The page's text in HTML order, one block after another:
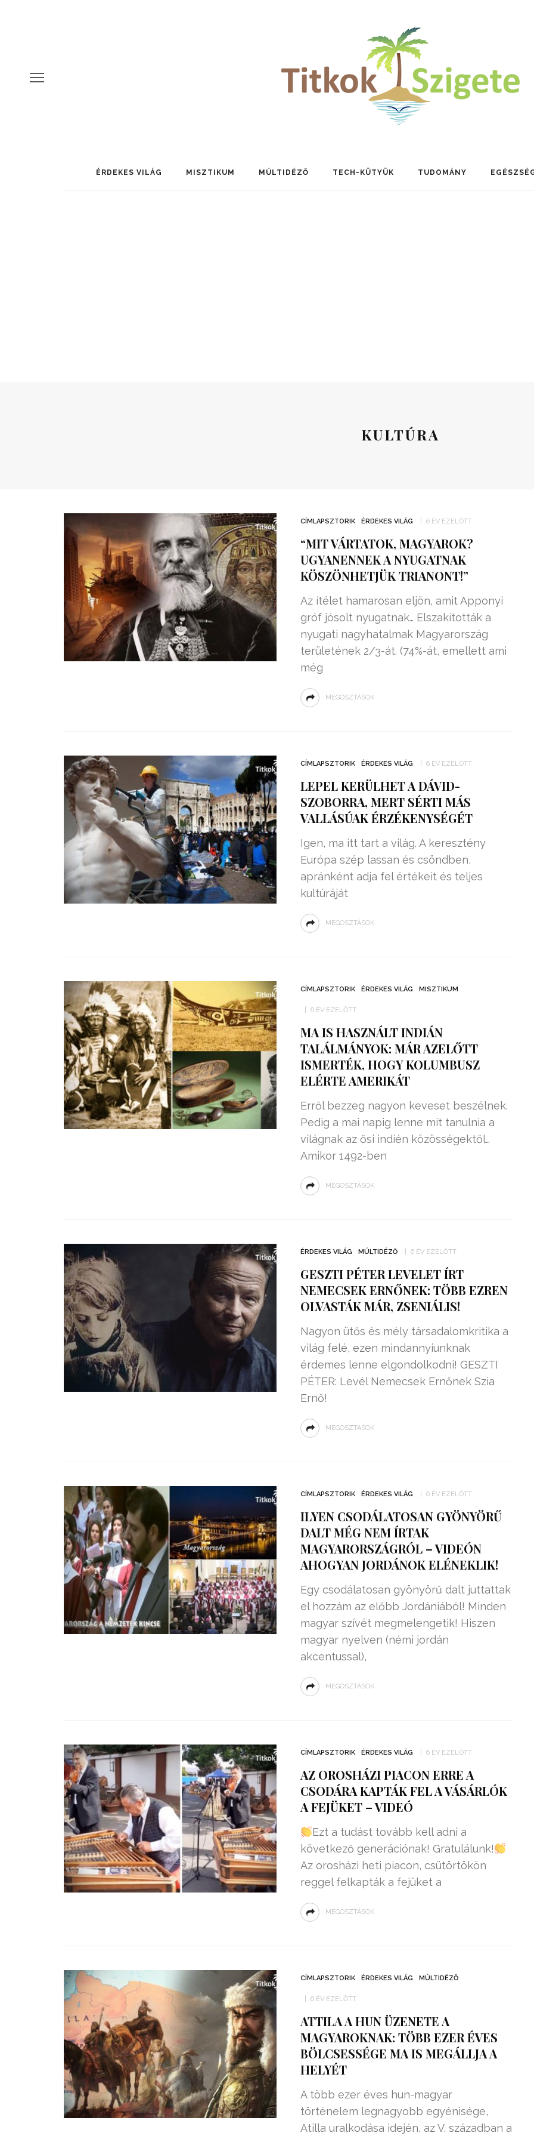
ÉRDEKES VILÁG MISZTIKUM MÚLTIDÉZŐ TECH-KÜTYÜK TUDOMÁNY
KULTÚRA
CÍMLAPSZTORIK ÉRDEKES VILÁG 6 ÉV EZELŐTT
“MIT VÁRTATOK, MAGYAROK?
UGYANENNEK A NYUGATNAK
KÖSZÖNHETJÜK TRIANONT!”
Az ítélet hamarosan eljön, amit Apponyi
gróf jósolt nyugatnak… Elszakították a
nyugati nagyhatalmak Magyarország
területének 2/3-át. (74%-át, emellett ami
még
MEGOSZTÁSOK
CÍMLAPSZTORIK ÉRDEKES VILÁG 6 ÉV EZELŐTT
LEPEL KERÜLHET A DÁVID-
SZOBORRA, MERT SÉRTI MÁS
VALLÁSÚAK ÉRZÉKENYSÉGÉT
Igen, ma itt tart a világ. A keresztény
Európa szép lassan és csöndben,
apránként adja fel értékeit és teljes
kultúráját
MEGOSZTÁSOK
CÍMLAPSZTORIK ÉRDEKES VILÁG MISZTIKUM
6 ÉV EZELŐTT
MA IS HASZNÁLT INDIÁN
TALÁLMÁNYOK: MÁR AZELŐTT
ISMERTÉK, HOGY KOLUMBUSZ
ELÉRTE AMERIKÁT
Erről bezzeg nagyon keveset beszélnek.
Pedig a mai napig lenne mit tanulnia a
világnak az ősi indién közösségektől…
Amikor 1492-ben
MEGOSZTÁSOK
ÉRDEKES VILÁG MÚLTIDÉZŐ 6 ÉV EZELŐTT
GESZTI PÉTER LEVELET ÍRT
NEMECSEK ERNŐNEK: TÖBB EZREN
OLVASTÁK MÁR, ZSENIÁLIS!
Nagyon ütős és mély társadalomkritika a
világ felé, ezen mindannyiunknak
érdemes lenne elgondolkodni! GESZTI
PÉTER: Levél Nemecsek Ernőnek Szia
Ernő!
MEGOSZTÁSOK
CÍMLAPSZTORIK ÉRDEKES VILÁG 6 ÉV EZELŐTT
ILYEN CSODÁLATOSAN GYÖNYÖRŰ
DALT MÉG NEM ÍRTAK
MAGYARORSZÁGRÓL – VIDEÓN
AHOGYAN JORDÁNOK ELÉNEKLIK!
Egy csodálatosan gyönyörű dalt juttattak
el hozzám az előbb Jordániából! Minden
magyar szívét megmelengetik! Hiszen
magyar nyelven (némi jordán
akcentussal),
MEGOSZTÁSOK
CÍMLAPSZTORIK ÉRDEKES VILÁG 6 ÉV EZELŐTT
AZ OROSHÁZI PIACON ERRE A
CSODÁRA KAPTÁK FEL A VÁSÁRLÓK
A FEJÜKET – VIDEÓ
Ezt a tudást tovább kell adni a
következő generációnak! Gratulálunk!
Az orosházi heti piacon, csütörtökön
reggel felkapták a fejüket a
MEGOSZTÁSOK
CÍMLAPSZTORIK ÉRDEKES VILÁG MÚLTIDÉZŐ
6 ÉV EZELŐTT
ATTILA A HUN ÜZENETE A
MAGYAROKNAK: TÖBB EZER ÉVES
BÖLCSESSÉGE MA IS MEGÁLLJA A
HELYÉT
A több ezer éves hun-magyar
történelem legnagyobb egyénisége,
Atilla uralkodása idején, az V. században a
99,13%-OS HATÉKONYSÁGGAL
NULLÁZZA AZ ÁRAMSZÁMLÁT
EZ A MOTOR!
ENERGIÁT
FEKVŐRENDŐRÖK!